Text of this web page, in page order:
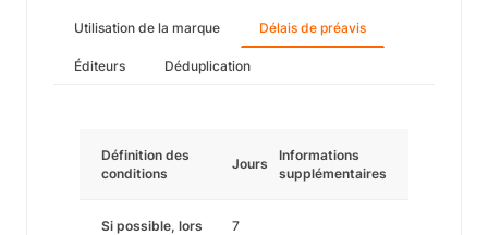
Utilisation de la marque Délais de préavis
Éditeurs Déduplication
Définition des
conditions
Jours
Informations
supplémentaires
Si possible, lors
7